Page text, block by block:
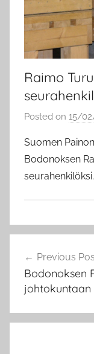
Raimo
Posted on 15/
Suomen
Bodonoksen
seurahenkilöksi.
B
n
o
selaus
Previous
Bodonoksen
johtokuntaan